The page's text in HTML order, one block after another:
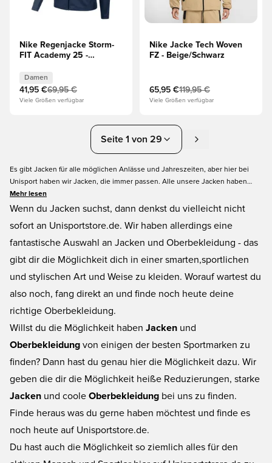
Nike Regenjacke Storm-
FIT Academy 25 -
Damen
41,95 €69,95 €
Viele Größen verfügbar
Nike Jacke Tech Woven
FZ - Beige/Schwarz
65,95 €119,95 €
Viele Größen verfügbar
Seite 1 von 29
Es gibt Jacken für alle möglichen Anlässe und Jahreszeiten, aber hier bei
Unisport haben wir Jacken, die immer passen. Alle unsere Jacken haben
eine sportlichen Stil, so dass du deine Leidenschaft für Fußball auch neben
dem Platz zeigen kannst. Wir haben Daunenjacken, Westen, Bomberjacken
Du kannst auch ohne Probleme eine Jacke mit dem Logo deiner
Lieblingsmannschaft auf der Brust finden und das in gewohnter Qualität.
Mehr lesen
Wenn du Jacken suchst, dann denkst du vielleicht nicht
sofort an Unisportstore.de. Wir haben allerdings eine
fantastische Auswahl an Jacken und Oberbekleidung - das
gibt dir die Möglichkeit dich in einer smarten,sportlichen
und stylischen Art und Weise zu kleiden. Worauf wartest du
also noch, fang direkt an und finde noch heute deine
richtige Oberbekleidung.
Willst du die Möglichkeit haben Jacken und
Oberbekleidung von einigen der besten Sportmarken zu
finden? Dann hast du genau hier die Möglichkeit dazu. Wir
geben die dir die Möglichkeit heiße Reduzierungen, starke
Jacken und coole Oberbekleidung bei uns zu finden.
Finde heraus was du gerne haben möchtest und finde es
noch heute auf Unisportstore.de.
Du hast auch die Möglichkeit so ziemlich alles für den